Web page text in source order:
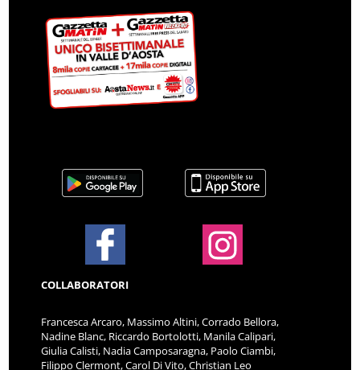
COLLABORATORI
Francesca Arcaro, Massimo Altini, Corrado Bellora,
Nadine Blanc, Riccardo Bortolotti, Manila Calipari,
Giulia Calisti, Nadia Camposaragna, Paolo Ciambi,
Filippo Clermont, Carol Di Vito, Christian Leo